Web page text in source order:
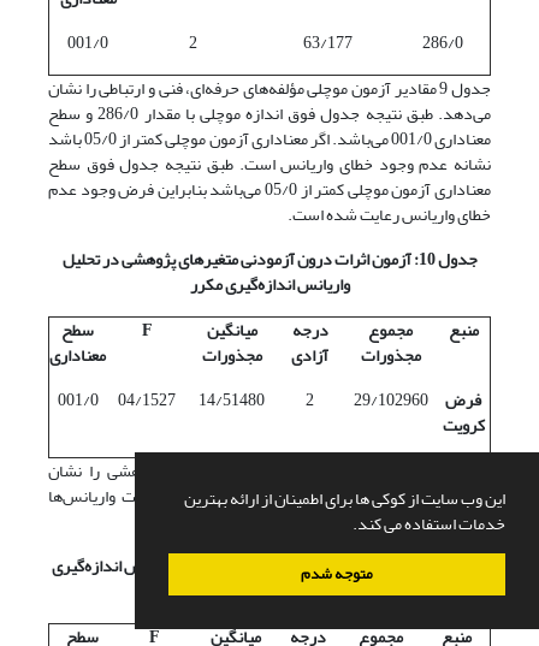
این وب سایت از کوکی ها برای اطمینان از ارائه بهترین
خدمات استفاده می کند.
متوجه شدم
286/0
63/177
2
001/0
جدول 9 مقادیر آزمون موچلی مؤلفه‌های حرفه‌ای، فنی و ارتباطی را نشان
می‌دهد. طبق نتیجه جدول فوق اندازه موچلی با مقدار 286/0 و سطح
معناداری 001/0 می‌باشد. اگر معناداری آزمون موچلی کمتر از 05/0 باشد
نشانه عدم وجود خطای واریانس است. طبق نتیجه جدول فوق سطح
معناداری آزمون موچلی کمتر از 05/0 می‌باشد بنابراین فرض وجود عدم
خطای واریانس رعایت شده است.
جدول 10: آزمون اثرات درون آزمودنی متغیرهای پژوهشی در تحلیل
واریانس اندازه‌گیری مکرر
منبع
مجموع
مجذورات
درجه
آزادی
میانگین
مجذورات
F سطح
معناداری
فرض
کرویت
29/102960
2
14/51480
04/1527
001/0
جدول 10 آزمون اثرات درون آزمودنی متغیرهای پژوهشی را نشان
می‌دهد. طبق نتیجه جدول فوق، مقدار F با فرض کرویت واریانس‌ها
برابر است با 04/1527 و معناداری 001/0 می‌باشد.
جدول 11: آزمون مقایسه درون آزمودنی در تحلیل واریانس اندازه‌گیری
مکرر
منبع
مجموع درجه میانگین F سطح